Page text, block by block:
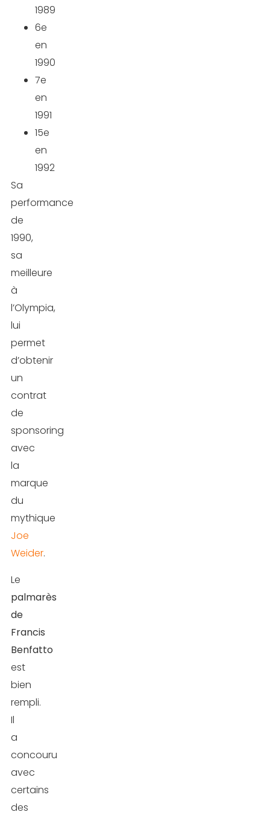
1989
6e
en
1990
7e
en
1991
15e
en
1992
Sa
performance
de
1990,
sa
meilleure
à
l’Olympia,
lui
permet
d’obtenir
un
contrat
de
sponsoring
avec
la
marque
du
mythique
Joe
Weider.
Le
palmarès
de
Francis
Benfatto
est
bien
rempli.
Il
a
concouru
avec
certains
des